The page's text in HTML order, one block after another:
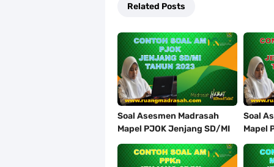
Related Posts
Soal Asesmen Madrasah
Mapel PJOK Jenjang SD/MI
Tahun 2023
Soal
Mapel
SD/MI